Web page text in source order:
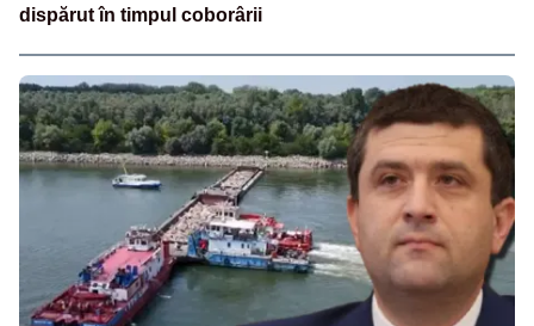
dispărut în timpul coborârii